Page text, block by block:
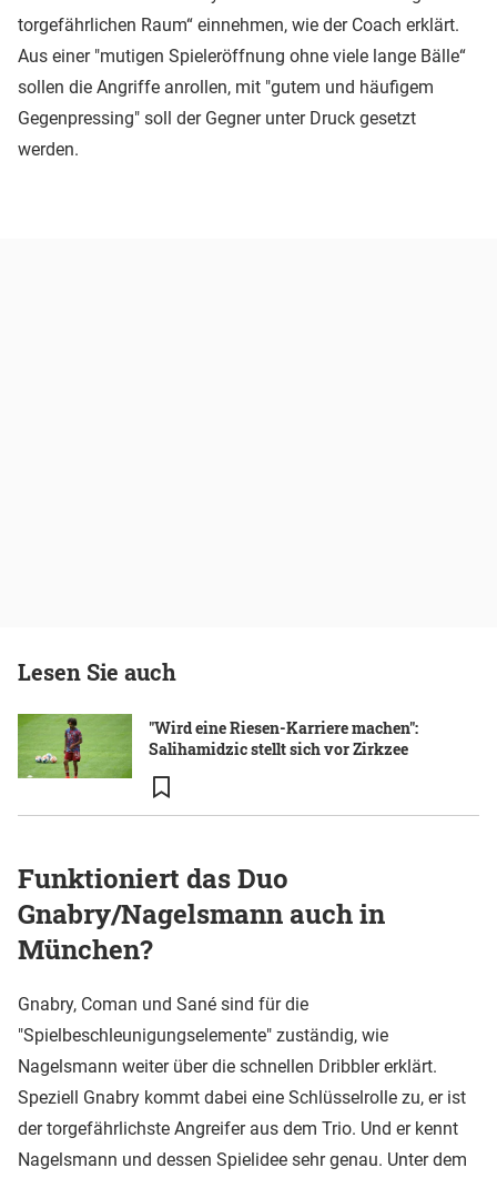
torgefährlichen Raum“ einnehmen, wie der Coach erklärt.
Aus einer "mutigen Spieleröffnung ohne viele lange Bälle“
sollen die Angriffe anrollen, mit "gutem und häufigem
Gegenpressing" soll der Gegner unter Druck gesetzt
werden.
Lesen Sie auch
"Wird eine Riesen-Karriere machen":
Salihamidzic stellt sich vor Zirkzee
Funktioniert das Duo
Gnabry/Nagelsmann auch in
München?
Gnabry, Coman und Sané sind für die
"Spielbeschleunigungselemente" zuständig, wie
Nagelsmann weiter über die schnellen Dribbler erklärt.
Speziell Gnabry kommt dabei eine Schlüsselrolle zu, er ist
der torgefährlichste Angreifer aus dem Trio. Und er kennt
Nagelsmann und dessen Spielidee sehr genau. Unter dem